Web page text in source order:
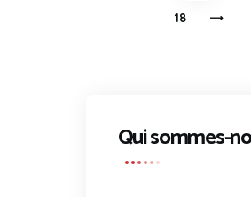
PAGE
18
Qui sommes-